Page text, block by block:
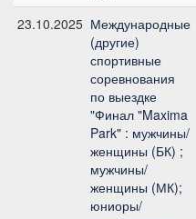
23.10.2025 Международные
(другие)
спортивные
соревнования
по выездке
"Финал "Maxima
Park" : мужчины/
женщины (БК) ;
мужчины/
женщины (МК);
юниоры/